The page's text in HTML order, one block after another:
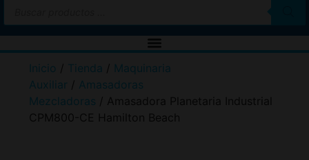
Inicio / Tienda / Maquinaria
Auxiliar / Amasadoras
Mezcladoras / Amasadora Planetaria Industrial
CPM800-CE Hamilton Beach